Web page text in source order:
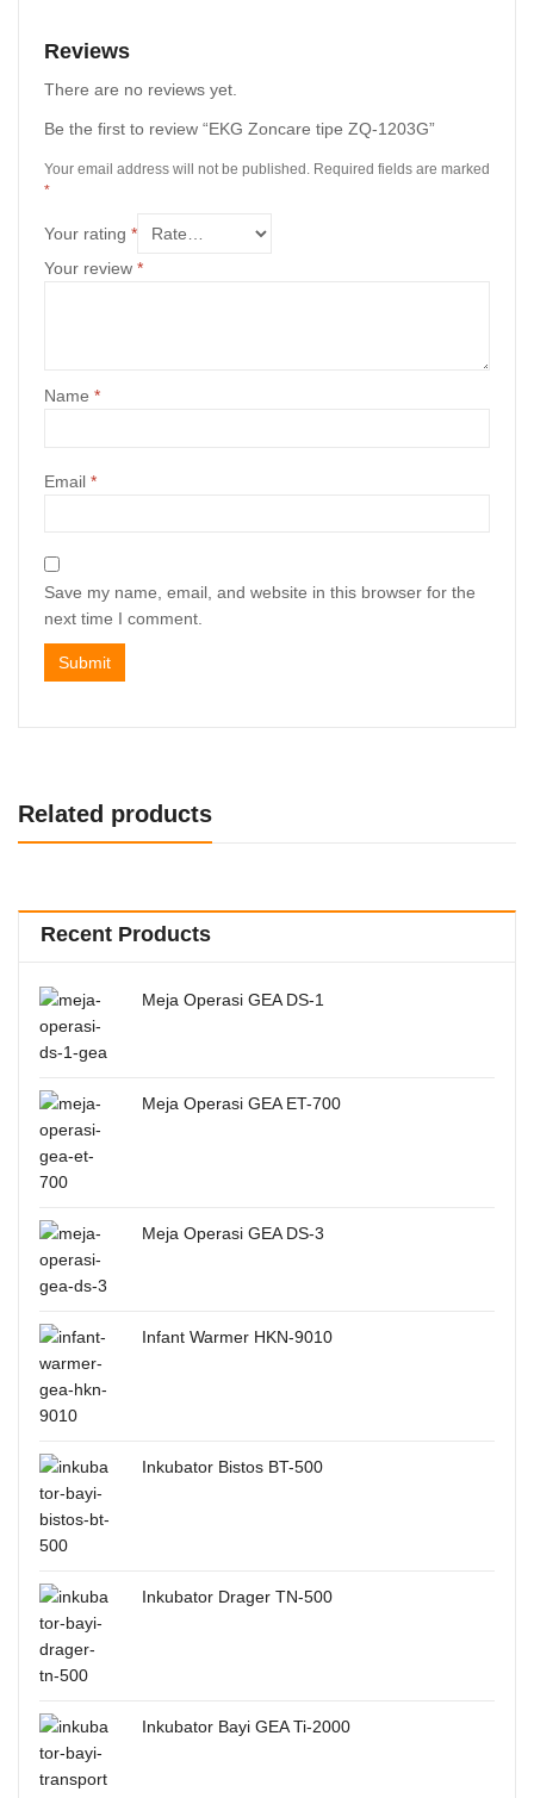
Reviews
There are no reviews yet.
Be the first to review “EKG Zoncare tipe ZQ-1203G”
Your email address will not be published. Required fields are marked
*
Your rating *
Your review *
Name *
Email *
Save my name, email, and website in this browser for the
next time I comment.
Related products
Recent Products
Meja Operasi GEA DS-1
Meja Operasi GEA ET-700
Meja Operasi GEA DS-3
Infant Warmer HKN-9010
Inkubator Bistos BT-500
Inkubator Drager TN-500
Inkubator Bayi GEA Ti-2000